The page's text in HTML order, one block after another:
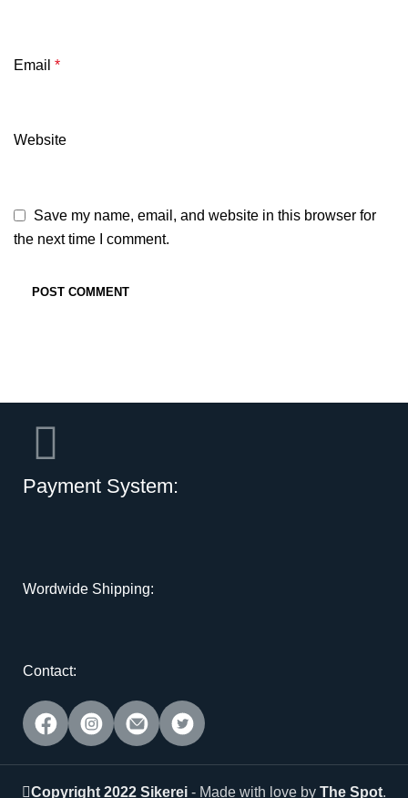
Email *
Website
Save my name, email, and website in this browser for
the next time I comment.
Payment System:
Wordwide Shipping:
Contact:
Copyright 2022 Sikerei - Made with love by The Spot.